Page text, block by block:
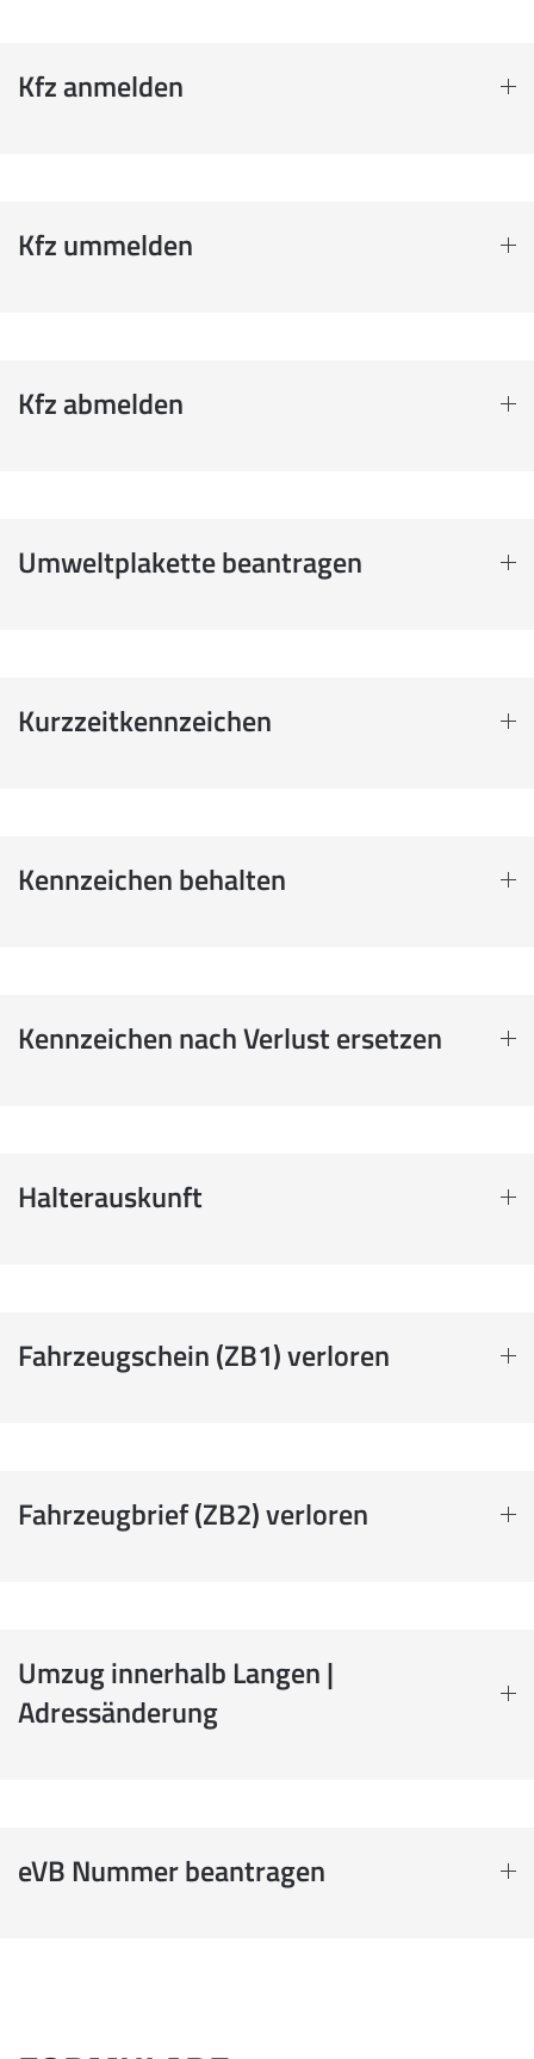
Kfz anmelden
Kfz ummelden
Kfz abmelden
Umweltplakette beantragen
Kurzzeitkennzeichen
Kennzeichen behalten
Kennzeichen nach Verlust ersetzen
Halterauskunft
Fahrzeugschein (ZB1) verloren
Fahrzeugbrief (ZB2) verloren
Umzug innerhalb Langen |
Adressänderung
eVB Nummer beantragen